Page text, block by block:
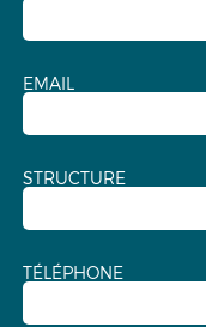
EMAIL
STRUCTURE
TÉLÉPHONE